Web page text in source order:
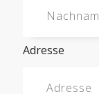
Adresse